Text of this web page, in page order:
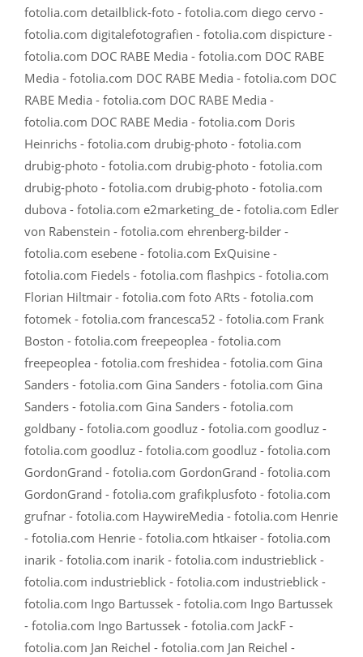
fotolia.com detailblick-foto - fotolia.com diego cervo -
fotolia.com digitalefotografien - fotolia.com dispicture -
fotolia.com DOC RABE Media - fotolia.com DOC RABE
Media - fotolia.com DOC RABE Media - fotolia.com DOC
RABE Media - fotolia.com DOC RABE Media -
fotolia.com DOC RABE Media - fotolia.com Doris
Heinrichs - fotolia.com drubig-photo - fotolia.com
drubig-photo - fotolia.com drubig-photo - fotolia.com
drubig-photo - fotolia.com drubig-photo - fotolia.com
dubova - fotolia.com e2marketing_de - fotolia.com Edler
von Rabenstein - fotolia.com ehrenberg-bilder -
fotolia.com esebene - fotolia.com ExQuisine -
fotolia.com Fiedels - fotolia.com flashpics - fotolia.com
Florian Hiltmair - fotolia.com foto ARts - fotolia.com
fotomek - fotolia.com francesca52 - fotolia.com Frank
Boston - fotolia.com freepeoplea - fotolia.com
freepeoplea - fotolia.com freshidea - fotolia.com Gina
Sanders - fotolia.com Gina Sanders - fotolia.com Gina
Sanders - fotolia.com Gina Sanders - fotolia.com
goldbany - fotolia.com goodluz - fotolia.com goodluz -
fotolia.com goodluz - fotolia.com goodluz - fotolia.com
GordonGrand - fotolia.com GordonGrand - fotolia.com
GordonGrand - fotolia.com grafikplusfoto - fotolia.com
grufnar - fotolia.com HaywireMedia - fotolia.com Henrie
- fotolia.com Henrie - fotolia.com htkaiser - fotolia.com
inarik - fotolia.com inarik - fotolia.com industrieblick -
fotolia.com industrieblick - fotolia.com industrieblick -
fotolia.com Ingo Bartussek - fotolia.com Ingo Bartussek
- fotolia.com Ingo Bartussek - fotolia.com JackF -
fotolia.com Jan Reichel - fotolia.com Jan Reichel -